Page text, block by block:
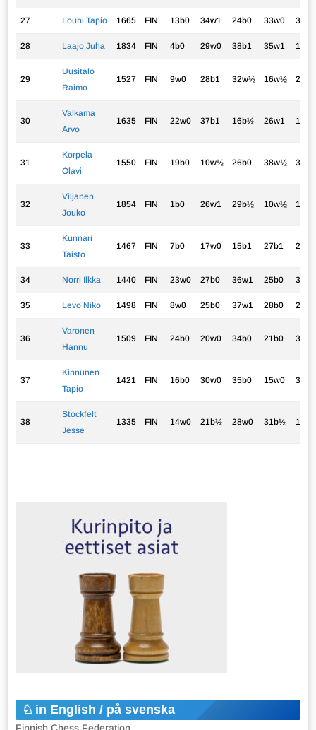
27 Louhi Tapio 1665 FIN 13b0 34w1 24b0 33w0 35b+
28 Laajo Juha 1834 FIN 4b0 29w0 38b1 35w1
29
Uusitalo
Raimo
1527 FIN 9w0 28b1 32w½ 16w½
30
Valkama
Arvo
1635 FIN 22w0 37b1 16b½ 26w1 13b0
31
Korpela
Olavi
1550 FIN 19b0 10w½ 26b0 38w½
32
Viljanen
Jouko
1854 FIN 1b0 26w1 29b½ 10w½ 18b0
33
Kunnari
Taisto
1467 FIN 7b0 17w0 15b1 27b1 23w0
34 Norri Ilkka 1440 FIN 23w0 27b0 36w1 25b0
35 Levo Niko 1498 FIN 8w0 25b0 37w1 28b0 27w-
36
Varonen
Hannu
1509 FIN 24b0 20w0 34b0 21b0 37w1
37
Kinnunen
Tapio
1421 FIN 16b0 30w0 35b0 15w0 36b0
38
Stockfelt
Jesse
1335 FIN 14w0 21b½ 28w0 31b½ 17b0
in English / på svenska
Finnish Chess Federation